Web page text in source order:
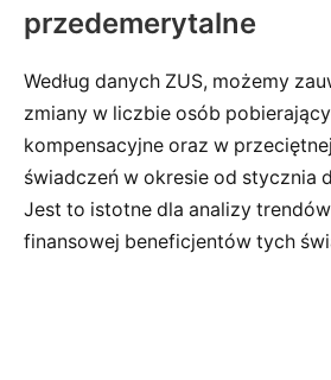
przedemerytalne
Według danych ZUS, możemy
zmiany w liczbie osób
kompensacyjne oraz w
świadczeń w okresie od stycznia
Jest to istotne dla analizy
finansowej beneficjentów tych